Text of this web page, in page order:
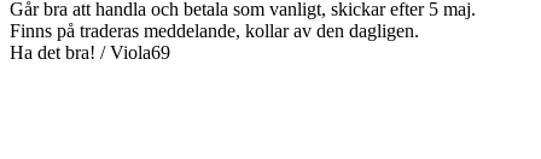
Går bra att handla och betala som vanligt, skickar efter 5 maj.
Finns på traderas meddelande, kollar av den dagligen.
Ha det bra! / Viola69